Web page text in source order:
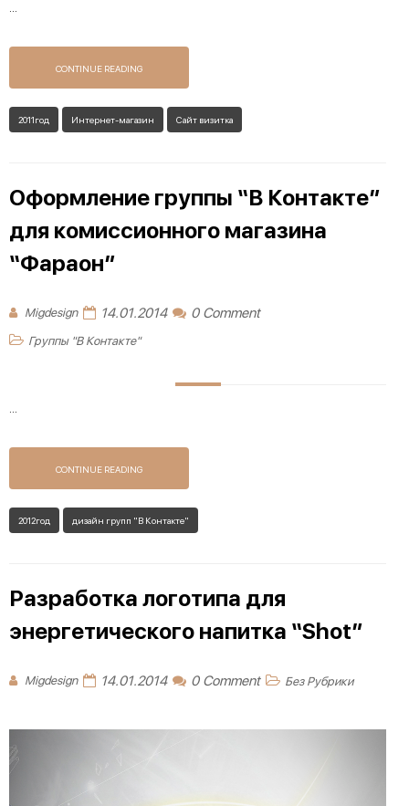
...
CONTINUE READING
2011год Интернет-магазин Сайт визитка
Оформление группы “В Контакте”
для комиссионного магазина
“Фараон”
Migdesign 14.01.2014 0 Comment
Группы "В Контакте"
...
CONTINUE READING
2012год дизайн групп "В Контакте"
Разработка логотипа для
энергетического напитка “Shot”
Migdesign 14.01.2014 0 Comment Без Рубрики